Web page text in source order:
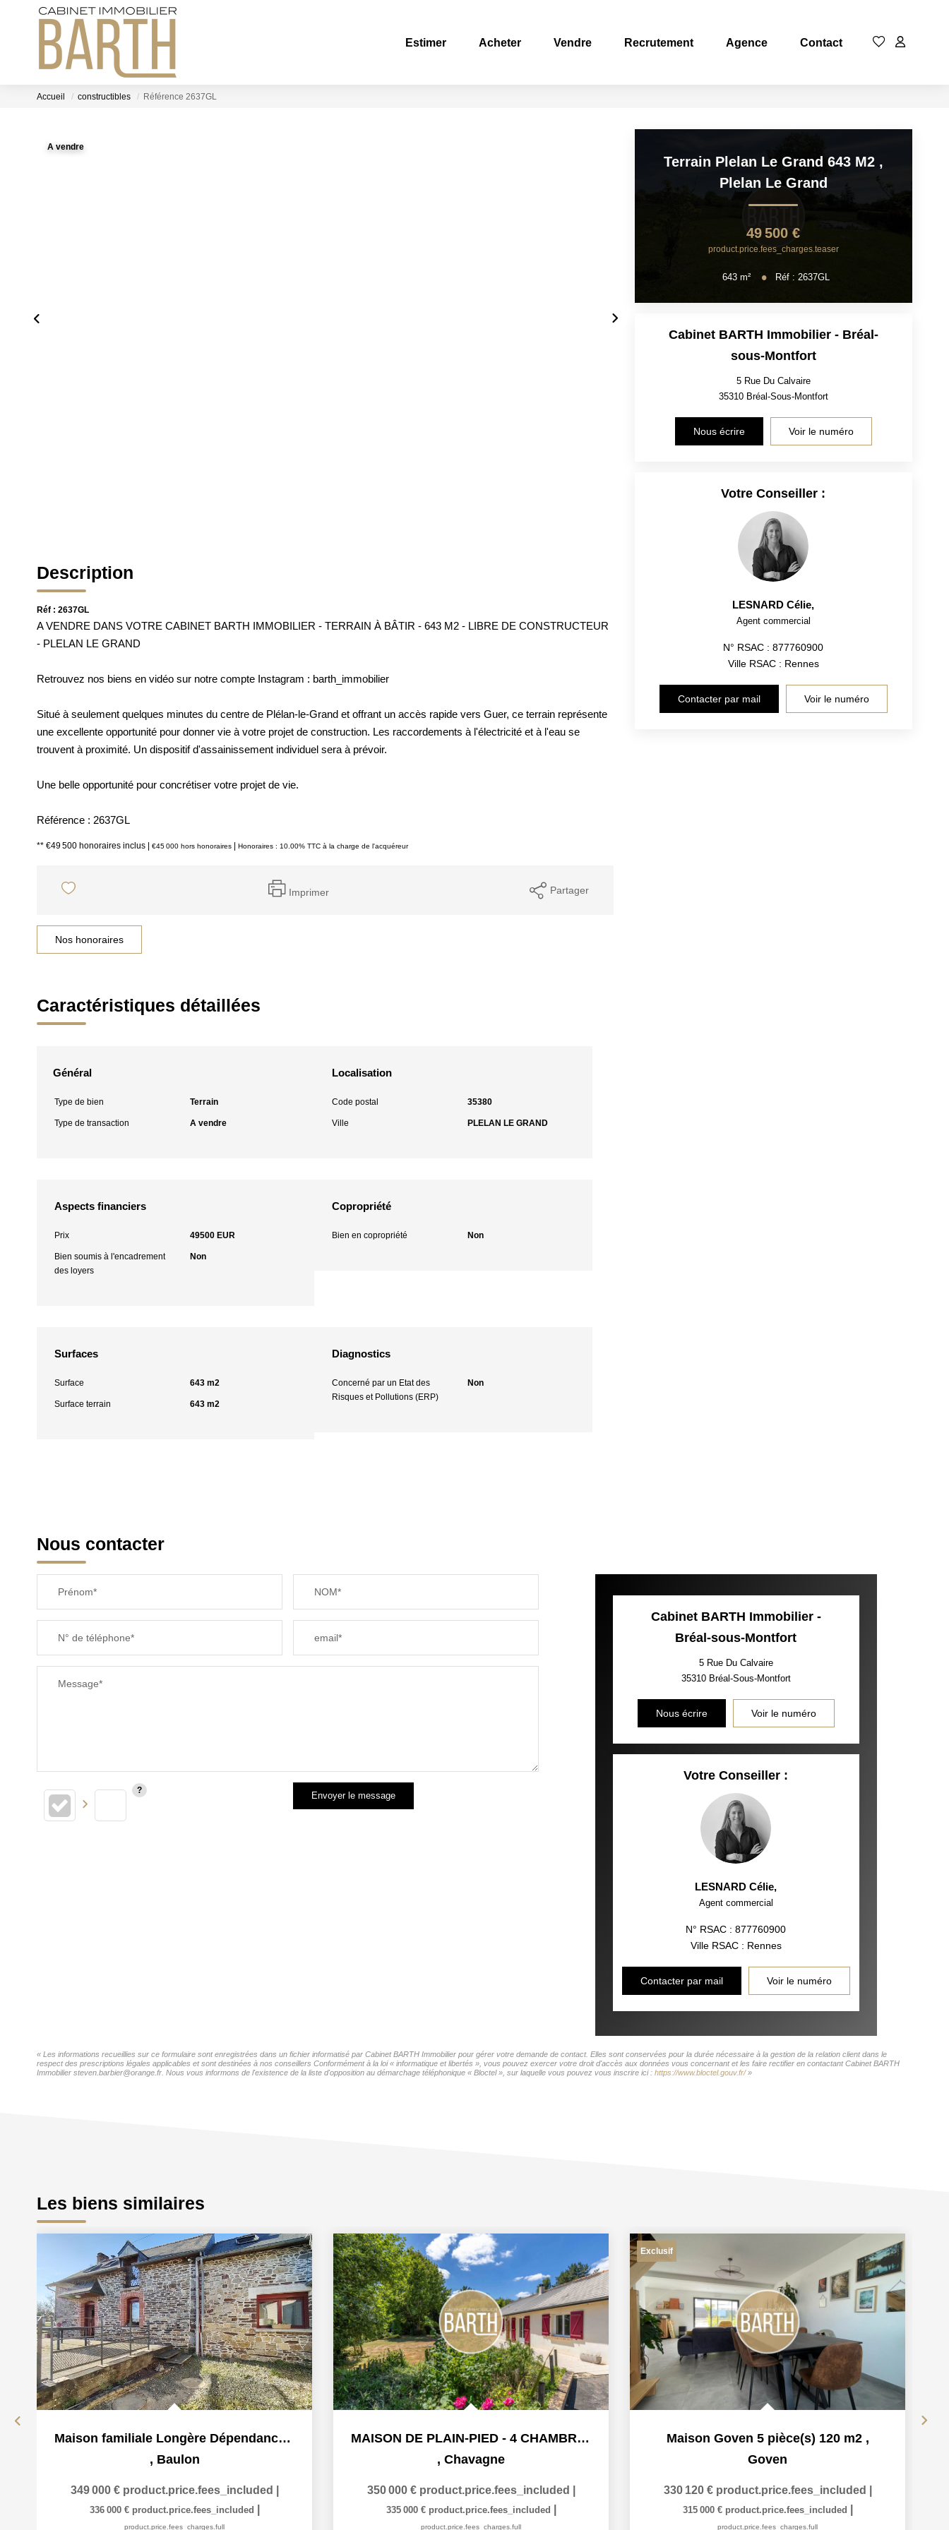
Estimer Acheter Vendre Recrutement Agence Contact
Accueil constructibles Référence 2637GL
A vendre
Description
Réf : 2637GL
A VENDRE DANS VOTRE CABINET BARTH IMMOBILIER - TERRAIN À BÂTIR - 643 M2 - LIBRE DE CONSTRUCTEUR
- PLELAN LE GRAND
Retrouvez nos biens en vidéo sur notre compte Instagram : barth_immobilier
Situé à seulement quelques minutes du centre de Plélan-le-Grand et offrant un accès rapide vers Guer, ce terrain représente
une excellente opportunité pour donner vie à votre projet de construction. Les raccordements à l'électricité et à l'eau se
trouvent à proximité. Un dispositif d'assainissement individuel sera à prévoir.
Une belle opportunité pour concrétiser votre projet de vie.
Référence : 2637GL
** €49 500 honoraires inclus €45 000 hors honoraires Honoraires : 10.00% TTC à la charge de l'acquéreur
Imprimer Partager
Nos honoraires
Caractéristiques détaillées
Général
Type de bien Terrain
Type de transaction A vendre
Localisation
Code postal 35380
Ville PLELAN LE GRAND
Aspects financiers
Prix 49500 EUR
Bien soumis à l'encadrement
des loyers
Non
Copropriété
Bien en copropriété Non
Surfaces
Surface 643 m2
Surface terrain 643 m2
Diagnostics
Concerné par un Etat des
Risques et Pollutions (ERP)
Non
Terrain Plelan Le Grand 643 M2 ,
Plelan Le Grand
49 500 €
product.price.fees_charges.teaser
643m² Réf : 2637GL
Cabinet BARTH Immobilier - Bréal-
sous-Montfort
5 Rue Du Calvaire
35310 Bréal-Sous-Montfort
Nous écrire Voir le numéro
Votre Conseiller :
LESNARD Célie,
Agent commercial
N° RSAC : 877760900
Ville RSAC : Rennes
Contacter par mail Voir le numéro
Nous contacter
Prénom* NOM*
N° de téléphone* email*
Message*
Envoyer le message
Cabinet BARTH Immobilier -
Bréal-sous-Montfort
5 Rue Du Calvaire
35310 Bréal-Sous-Montfort
Nous écrire Voir le numéro
Votre Conseiller :
LESNARD Célie,
Agent commercial
N° RSAC : 877760900
Ville RSAC : Rennes
Contacter par mail Voir le numéro
« Les informations recueillies sur ce formulaire sont enregistrées dans un fichier informatisé par Cabinet BARTH Immobilier pour gérer votre demande de contact. Elles sont conservées pour la durée nécessaire à la gestion de la relation client dans le
respect des prescriptions légales applicables et sont destinées à nos conseillers Conformément à la loi « informatique et libertés », vous pouvez exercer votre droit d'accès aux données vous concernant et les faire rectifier en contactant Cabinet BARTH
Immobilier steven.barbier@orange.fr. Nous vous informons de l'existence de la liste d'opposition au démarchage téléphonique « Bloctel », sur laquelle vous pouvez vous inscrire ici : https://www.bloctel.gouv.fr/»
Les biens similaires
Maison familiale Longère Dépendances Grand terrain Baulon...
, Baulon
349 000 € product.price.fees_included
336 000 € product.price.fees_included
product.price.fees_charges.full
MAISON DE PLAIN-PIED - 4 CHAMBRES - TERRAIN DE PLUS DE 5...
, Chavagne
350 000 € product.price.fees_included
335 000 € product.price.fees_included
product.price.fees_charges.full
Exclusif
Maison Goven 5 pièce(s) 120 m2 ,
Goven
330 120 € product.price.fees_included
315 000 € product.price.fees_included
product.price.fees_charges.full